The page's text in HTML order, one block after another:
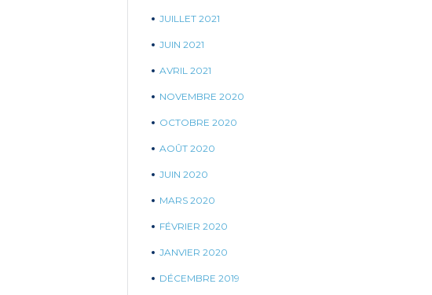
JUILLET 2021
JUIN 2021
AVRIL 2021
NOVEMBRE 2020
OCTOBRE 2020
AOÛT 2020
JUIN 2020
MARS 2020
FÉVRIER 2020
JANVIER 2020
DÉCEMBRE 2019